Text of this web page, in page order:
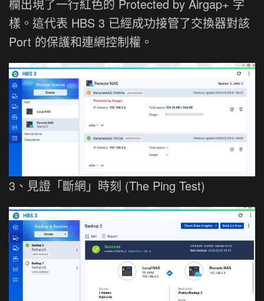
欄出現了一行紅色的 Protected by Airgap+ 字
樣。這代表 HBS 3 已經成功接管了交換器對該
Port 的保護和連網控制權。
3、見證「斷網」時刻 (The Ping Test)